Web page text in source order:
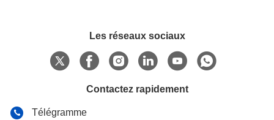
Les réseaux sociaux
Contactez rapidement
Télégramme